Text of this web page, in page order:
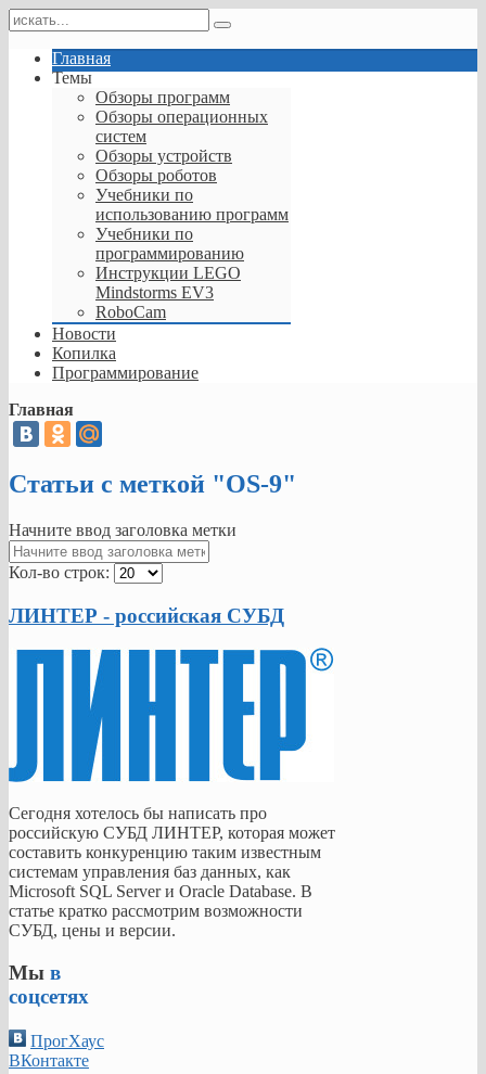
Главная
Темы
Обзоры программ
Обзоры операционных
систем
Обзоры устройств
Обзоры роботов
Учебники по
использованию программ
Учебники по
программированию
Инструкции LEGO
Mindstorms EV3
RoboCam
Новости
Копилка
Программирование
Главная
Статьи с меткой "OS-9"
Начните ввод заголовка метки
Кол-во строк:
ЛИНТЕР - российская СУБД
Сегодня хотелось бы написать про
российскую СУБД ЛИНТЕР, которая может
составить конкуренцию таким известным
системам управления баз данных, как
Microsoft SQL Server и Oracle Database. В
статье кратко рассмотрим возможности
СУБД, цены и версии.
Мы в
соцсетях
ПрогХаус
ВКонтакте